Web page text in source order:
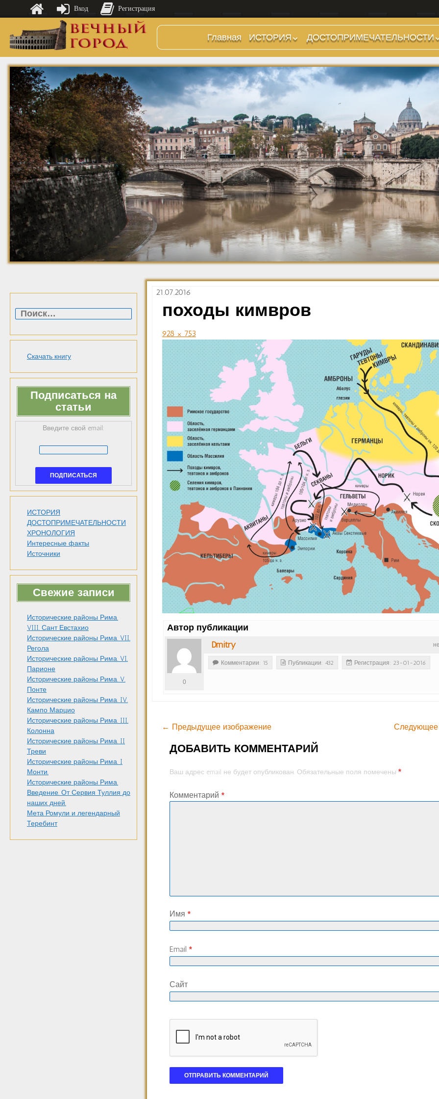
Главная
ИСТОРИЯ
Предыстория
Царский период
(753-509 гг до н.э.)
Ранняя Республика
(509-265 гг до н.э.)
Поздняя Республика
(264-27 гг до н.э.)
Империя. Принципат
(27 г до н.э. — 284 г
н.э.)
Империя. Доминат
(284-476 гг)
Темные Века. Готы
Темные Века.
Экзархат
Средневековье
Возрождение и
Барокко
ДОСТОПРИМЕЧАТЕЛЬНОСТИ
Холмы и остров.
Районы
Форумы, Площади,
Дороги
Стадионы, Термы
Музеи
Дохристианские
храмы
Христианские храмы,
базилики etc.
Дворцы
Арки, колонны и
обелиски
Фонтаны
Скачать книгу
Подписаться на
статьи
Введите свой email:
ИСТОРИЯ
ДОСТОПРИМЕЧАТЕЛЬНОСТИ
ХРОНОЛОГИЯ
Интересные факты
Источники
Свежие записи
Исторические районы Рима.
VIII. Сант Евстахио
Исторические районы Рима. VII.
Регола
Исторические районы Рима. VI.
Парионе
Исторические районы Рима. V.
Понте
Исторические районы Рима. IV.
Кампо Марцио
Исторические районы Рима. III.
Колонна
Исторические районы Рима. II
Треви
Исторические районы Рима. I
Монти.
Исторические районы Рима.
Введение. От Сервия Туллия до
наших дней.
Мета Ромули и легендарный
Теребинт
21.07.2016
походы кимвров
928 × 753
Автор публикации
Dmitry
0
Комментарии: 15 Публикации: 432 Регистрация: 23-01-2016
← Предыдущее изображение Следующее
ДОБАВИТЬ КОММЕНТАРИЙ
Ваш адрес email не будет опубликован. Обязательные поля помечены*
Комментарий*
Имя*
Email*
Сайт
Вход Регистрация